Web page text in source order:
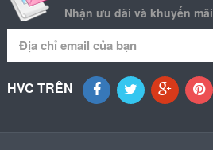
Nhận ưu đãi và khuyến mãi
HVC TRÊN